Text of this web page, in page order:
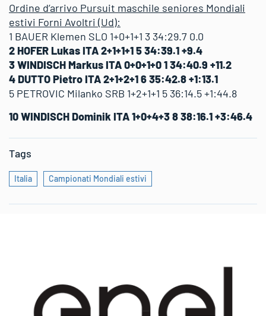
Ordine d’arrivo Pursuit maschile seniores Mondiali
estivi Forni Avoltri (Ud):
1 BAUER Klemen SLO 1+0+1+1 3 34:29.7 0.0
2 HOFER Lukas ITA 2+1+1+1 5 34:39.1 +9.4
3 WINDISCH Markus ITA 0+0+1+0 1 34:40.9 +11.2
4 DUTTO Pietro ITA 2+1+2+1 6 35:42.8 +1:13.1
5 PETROVIC Milanko SRB 1+2+1+1 5 36:14.5 +1:44.8
10 WINDISCH Dominik ITA 1+0+4+3 8 38:16.1 +3:46.4
Tags
Italia Campionati Mondiali estivi